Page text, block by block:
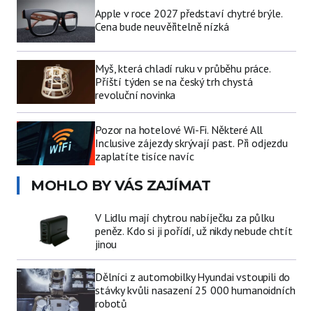
Apple v roce 2027 představí chytré brýle.
Cena bude neuvěřitelně nízká
Myš, která chladí ruku v průběhu práce.
Příští týden se na český trh chystá
revoluční novinka
Pozor na hotelové Wi-Fi. Některé All
Inclusive zájezdy skrývají past. Při odjezdu
zaplatíte tisíce navíc
MOHLO BY VÁS ZAJÍMAT
V Lidlu mají chytrou nabíječku za půlku
peněz. Kdo si ji pořídí, už nikdy nebude chtít
jinou
Dělníci z automobilky Hyundai vstoupili do
stávky kvůli nasazení 25 000 humanoidních
robotů